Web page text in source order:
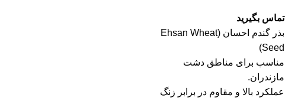
تماس بگیرید
بذر گندم احسان (Ehsan Wheat
Seed)
مناسب برای مناطق دشت
مازندران.
عملکرد بالا و مقاوم در برابر زنگ